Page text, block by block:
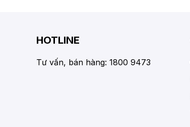
HOTLINE
Tư vấn, bán hàng: 1800 9473